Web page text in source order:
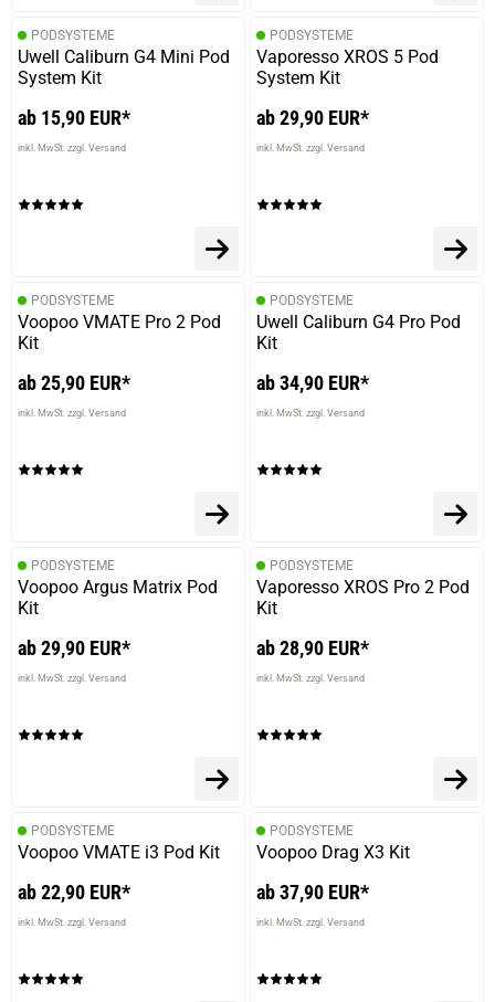
PODSYSTEME
Uwell Caliburn G4 Mini Pod
System Kit
ab 15,90 EUR*
inkl. MwSt. zzgl. Versand
PODSYSTEME
Vaporesso XROS 5 Pod
System Kit
ab 29,90 EUR*
inkl. MwSt. zzgl. Versand
PODSYSTEME
Voopoo VMATE Pro 2 Pod
Kit
ab 25,90 EUR*
inkl. MwSt. zzgl. Versand
PODSYSTEME
Uwell Caliburn G4 Pro Pod
Kit
ab 34,90 EUR*
inkl. MwSt. zzgl. Versand
PODSYSTEME
Voopoo Argus Matrix Pod
Kit
ab 29,90 EUR*
inkl. MwSt. zzgl. Versand
PODSYSTEME
Vaporesso XROS Pro 2 Pod
Kit
ab 28,90 EUR*
inkl. MwSt. zzgl. Versand
PODSYSTEME
Voopoo VMATE i3 Pod Kit
ab 22,90 EUR*
inkl. MwSt. zzgl. Versand
PODSYSTEME
Voopoo Drag X3 Kit
ab 37,90 EUR*
inkl. MwSt. zzgl. Versand